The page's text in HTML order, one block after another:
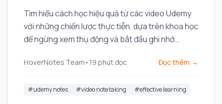
Tìm hiểu cách học hiệu quả từ các video Udemy
với những chiến lược thực tiễn, dựa trên khoa học
để ngừng xem thụ động và bắt đầu ghi nhớ
HoverNotes Team • 19 phút đọc Đọc thêm →
#udemy notes #video note taking #effective learning